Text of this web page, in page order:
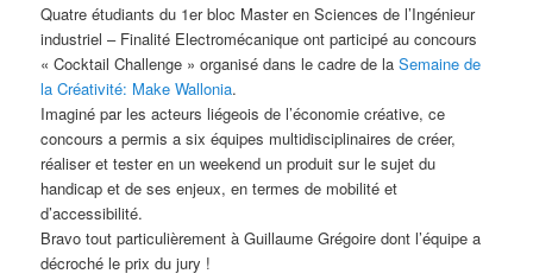
Quatre étudiants du 1er bloc Master en Sciences de l’Ingénieur
industriel – Finalité Electromécanique ont participé au concours
« Cocktail Challenge » organisé dans le cadre de laSemaine de
la Créativité: Make Wallonia.
Imaginé par les acteurs liégeois de l’économie créative, ce
concours a permis a six équipes multidisciplinaires de créer,
réaliser et tester en un weekend un produit sur le sujet du
handicap et de ses enjeux, en termes de mobilité et
d’accessibilité.
Bravo tout particulièrement à Guillaume Grégoire dont l’équipe a
décroché le prix du jury !